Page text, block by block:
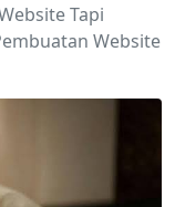
Tapi
Website